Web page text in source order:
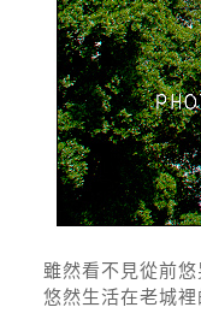
雖然看不見從前
悠然生活在老城